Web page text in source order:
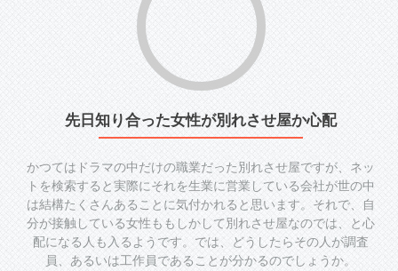
先日知り合った女性が別れさせ屋か心配
かつてはドラマの中だけの職業だった別れさせ屋ですが、ネッ
トを検索すると実際にそれを生業に営業している会社が世の中
は結構たくさんあることに気付かれると思います。それで、自
分が接触している女性ももしかして別れさせ屋なのでは、と心
配になる人も入るようです。では、どうしたらその人が調査
員、あるいは工作員であることが分かるのでしょうか。